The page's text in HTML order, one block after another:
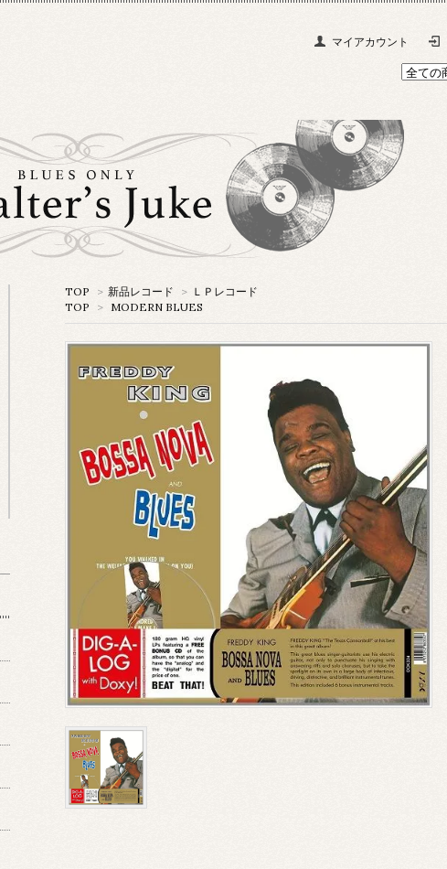
マイアカウント
TOP > 新品レコード > ＬＰレコード
TOP
> MODERN BLUES